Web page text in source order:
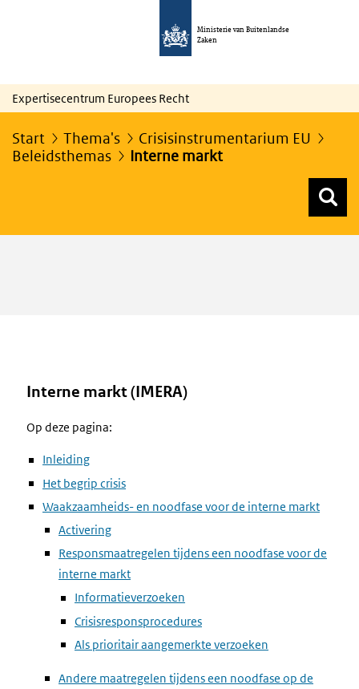
Ministerie van Buitenlandse
Zaken
Expertisecentrum Europees Recht
Start Thema's
Crisisinstrumentarium EU
Beleidsthemas
Interne markt
Interne markt (IMERA)
Op deze pagina:
Inleiding
Het begrip crisis
Waakzaamheids- en noodfase voor de interne markt
Activering
Responsmaatregelen tijdens een noodfase voor de
interne markt
Informatieverzoeken
Crisisresponsprocedures
Als prioritair aangemerkte verzoeken
Andere maatregelen tijdens een noodfase op de